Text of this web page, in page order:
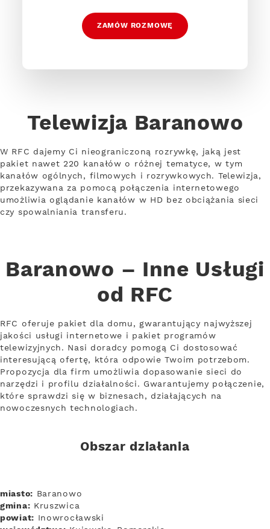
ZAMÓW ROZMOWĘ
Telewizja Baranowo
W RFC dajemy Ci nieograniczoną rozrywkę, jaką jest
pakiet nawet 220 kanałów o różnej tematyce, w tym
kanałów ogólnych, filmowych i rozrywkowych. Telewizja,
przekazywana za pomocą połączenia internetowego
umożliwia oglądanie kanałów w HD bez obciążania sieci
czy spowalniania transferu.
Baranowo – Inne Usługi
od RFC
RFC oferuje pakiet dla domu, gwarantujący najwyższej
jakości usługi internetowe i pakiet programów
telewizyjnych. Nasi doradcy pomogą Ci dostosować
interesującą ofertę, która odpowie Twoim potrzebom.
Propozycja dla firm umożliwia dopasowanie sieci do
narzędzi i profilu działalności. Gwarantujemy połączenie,
które sprawdzi się w biznesach, działających na
nowoczesnych technologiach.
Obszar działania
miasto: Baranowo
gmina: Kruszwica
powiat: Inowrocławski